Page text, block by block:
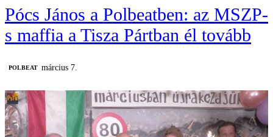
Pócs János a Polbeatben: az MSZP-
s maffia a Tisza Pártban él tovább
‎POLBEAT március 7.